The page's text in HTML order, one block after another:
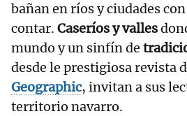
bañan en ríos y ciudades
contar. Caseríos y valles
mundo y un sinfín de
desde le prestigiosa revista
Geographic, invitan a sus
territorio navarro.